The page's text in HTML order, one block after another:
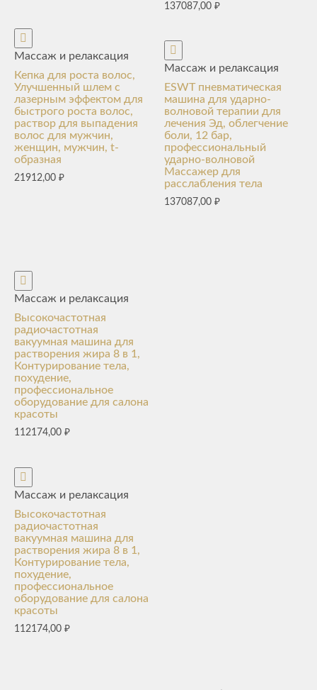
Массаж и релаксация
Кепка для роста волос,
Улучшенный шлем с
лазерным эффектом для
быстрого роста волос,
раствор для выпадения
волос для мужчин,
женщин, мужчин, t-
образная
21912,00 ₽
137087,00₽
Массаж и релаксация
ESWT пневматическая
машина для ударно-
волновой терапии для
лечения Эд, облегчение
боли, 12 бар,
профессиональный
ударно-волновой
Массажер для
расслабления тела
137087,00₽
Массаж и релаксация
Высокочастотная
радиочастотная
вакуумная машина для
растворения жира 8 в 1,
Контурирование тела,
похудение,
профессиональное
оборудование для салона
красоты
112174,00 ₽
Массаж и релаксация
Высокочастотная
радиочастотная
вакуумная машина для
растворения жира 8 в 1,
Контурирование тела,
похудение,
профессиональное
оборудование для салона
красоты
112174,00 ₽